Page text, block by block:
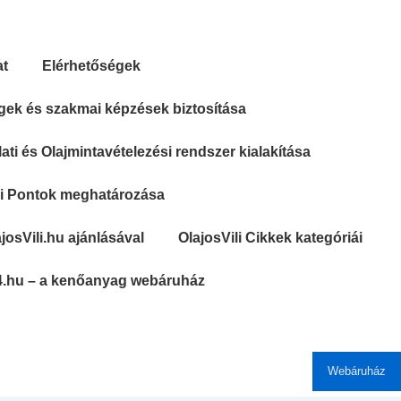
Elérhetőségek
és szakmai képzések biztosítása
és Olajmintavételezési rendszer kialakítása
Pontok meghatározása
ajánlásával OlajosVili Cikkek kategóriái
– a kenőanyag webáruház
Webáruház